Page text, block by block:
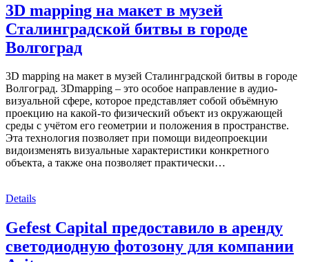
3D mapping на макет в музей
Сталинградской битвы в городе
Волгоград
3D mapping на макет в музей Сталинградской битвы в городе
Волгоград. 3Dmapping – это особое направление в аудио-
визуальной сфере, которое представляет собой объёмную
проекцию на какой-то физический объект из окружающей
среды с учётом его геометрии и положения в пространстве.
Эта технология позволяет при помощи видеопроекции
видоизменять визуальные характеристики конкретного
объекта, а также она позволяет практически…
Details
Gefest Capital предоставило в аренду
светодиодную фотозону для компании